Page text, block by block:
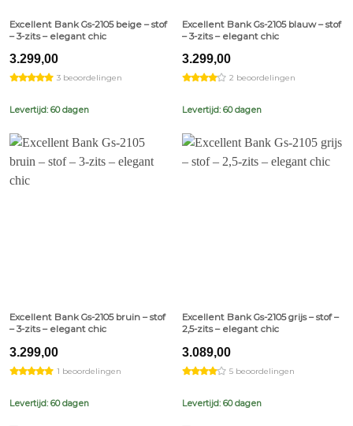
Excellent Bank Gs-2105 beige – stof
– 3-zits – elegant chic
3.299,00
3 beoordelingen
Levertijd: 60 dagen
Excellent Bank Gs-2105 blauw – stof
– 3-zits – elegant chic
3.299,00
2 beoordelingen
Levertijd: 60 dagen
Excellent Bank Gs-2105 bruin – stof
– 3-zits – elegant chic
3.299,00
1 beoordelingen
Levertijd: 60 dagen
Excellent Bank Gs-2105 grijs – stof –
2,5-zits – elegant chic
3.089,00
5 beoordelingen
Levertijd: 60 dagen